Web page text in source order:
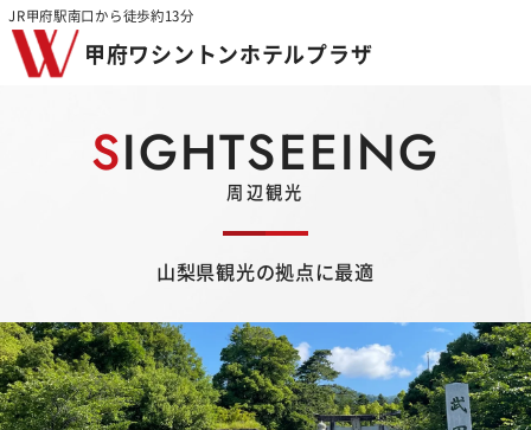
JR甲府駅南口から徒歩約13分
甲府ワシントンホテルプラザ
SIGHTSEEING
周辺観光
山梨県観光の拠点に最適